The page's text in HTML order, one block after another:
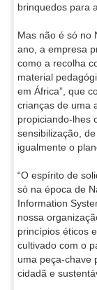
brinquedos para
Mas não é só no
ano, a empresa
como a recolha
material
em África”, que
crianças de uma
propiciando-lhes
sensibilização,
igualmente o
“O espírito de
só na época de
Information
nossa
princípios éticos
cultivado com o
uma peça-chave
cidadã e